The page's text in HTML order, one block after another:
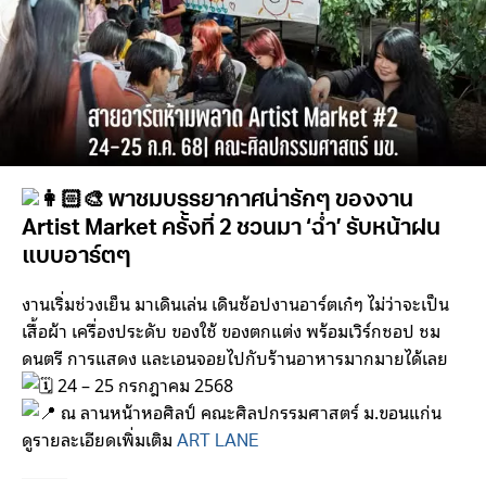
พาชมบรรยากาศน่ารักๆ ของงาน
Artist Market ครั้งที่ 2 ชวนมา ‘ฉ่ำ’ รับหน้าฝน
แบบอาร์ตๆ
งานเริ่มช่วงเย็น มาเดินเล่น เดินช้อปงานอาร์ตเก๋ๆ ไม่ว่าจะเป็น
เสื้อผ้า เครื่องประดับ ของใช้ ของตกแต่ง พร้อมเวิร์กชอป ชม
ดนตรี การแสดง และเอนจอยไปกับร้านอาหารมากมายได้เลย
24 – 25 กรกฎาคม 2568
ณ ลานหน้าหอศิลป์ คณะศิลปกรรมศาสตร์ ม.ขอนแก่น
ดูรายละเอียดเพิ่มเติม ART LANE